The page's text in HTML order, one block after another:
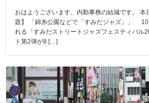
おはようございます。内勤事務の結城です。 本
題】 「錦糸公園などで「すみだジャズ」」 10
れる「すみだストリートジャズフェスティバル
ト第2弾が8 […]